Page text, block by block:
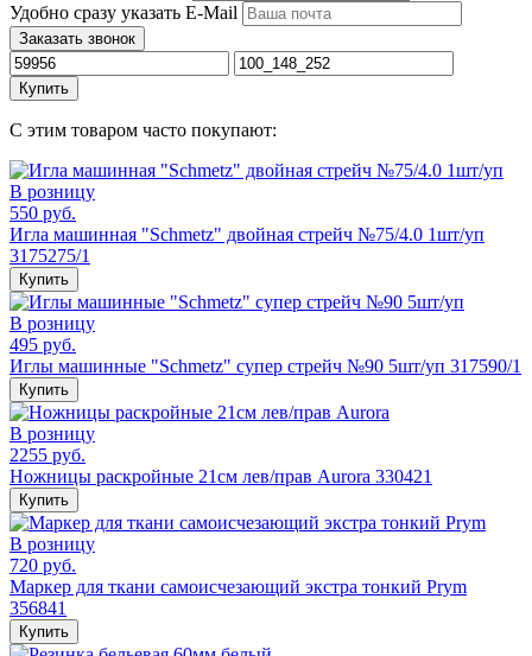
Удобно сразу указать E-Mail
Заказать звонок
Купить
С этим товаром часто покупают:
В розницу
550 руб.
Игла машинная "Schmetz" двойная стрейч №75/4.0 1шт/уп
3175275/1
Купить
В розницу
495 руб.
Иглы машинные "Schmetz" супер стрейч №90 5шт/уп 317590/1
Купить
В розницу
2255 руб.
Ножницы раскройные 21см лев/прав Aurora 330421
Купить
В розницу
720 руб.
Маркер для ткани самоисчезающий экстра тонкий Prym
356841
Купить